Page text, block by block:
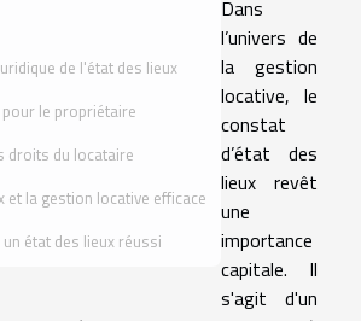
de l'état des lieux
le propriétaire
droits du locataire
et la gestion locative efficace
état des lieux réussi
Dans
l’univers de
la gestion
locative, le
constat
d’état des
lieux revêt
une
importance
capitale. Il
s'agit d'un